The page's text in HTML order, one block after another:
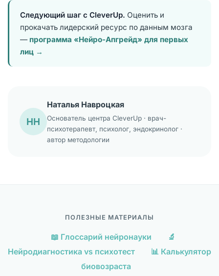
Следующий шаг с CleverUp. Оценить и
прокачать лидерский ресурс по данным мозга
— программа «Нейро-Апгрейд» для первых
лиц →
НН
Наталья Навроцкая
Основатель центра CleverUp · врач-
психотерапевт, психолог, эндокринолог ·
автор методологии
ПОЛЕЗНЫЕ МАТЕРИАЛЫ
📖 Глоссарий нейронауки
🔬
Нейродиагностика vs психотест
📊 Калькулятор
биовозраста